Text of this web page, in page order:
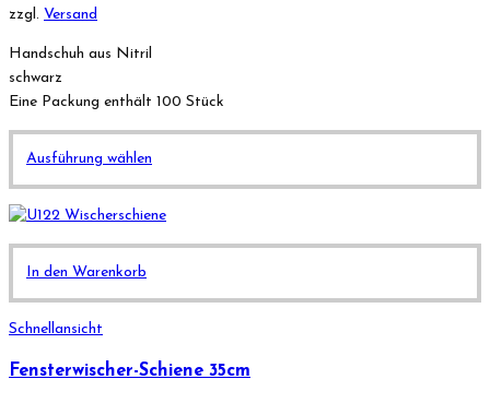
zzgl. Versand
Handschuh aus Nitril
schwarz
Eine Packung enthält 100 Stück
Ausführung wählen
Produkt
Die
auf
In den Warenkorb
Schnellansicht
Fensterwischer-Schiene 35cm